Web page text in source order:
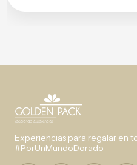
Experiencias para regalar en
#PorUnMundoDorado